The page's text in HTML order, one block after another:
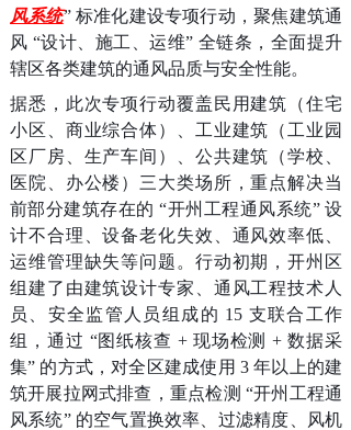
风系统” 标准化建设专项行动，聚焦建筑通
风 “设计、施工、运维” 全链条，全面提升
辖区各类建筑的通风品质与安全性能。
据悉，此次专项行动覆盖民用建筑（住宅
小区、商业综合体）、工业建筑（工业园
区厂房、生产车间）、公共建筑（学校、
医院、办公楼）三大类场所，重点解决当
前部分建筑存在的 “开州工程通风系统” 设
计不合理、设备老化失效、通风效率低、
运维管理缺失等问题。行动初期，开州区
组建了由建筑设计专家、通风工程技术人
员、安全监管人员组成的 15 支联合工作
组，通过 “图纸核查 + 现场检测 + 数据采
集” 的方式，对全区建成使用 3 年以上的建
筑开展拉网式排查，重点检测 “开州工程通
风系统” 的空气置换效率、过滤精度、风机